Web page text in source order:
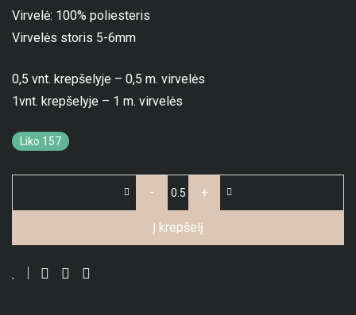
Virvelė: 100% poliesteris
Virvelės storis 5-6mm
0,5 vnt. krepšelyje – 0,5 m. virvelės
1vnt. krepšelyje – 1 m. virvelės
Liko 157
- +
Į krepšelį